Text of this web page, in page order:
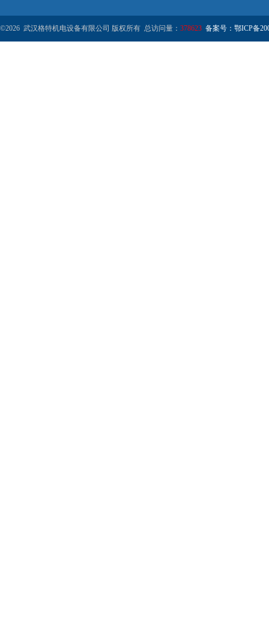
©2026 武汉格特机电设备有限公司 版权所有 总访问量： 378623 备案号：鄂ICP备